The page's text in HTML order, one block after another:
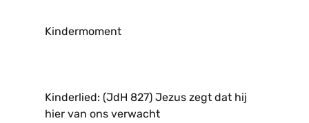
Kindermoment
Kinderlied: (JdH 827) Jezus zegt dat hij
hier van ons verwacht